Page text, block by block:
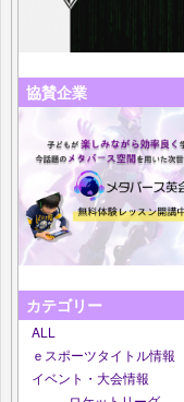
協賛企業
カテゴリー
ALL
ｅスポーツタイトル情報
イベント・大会情報